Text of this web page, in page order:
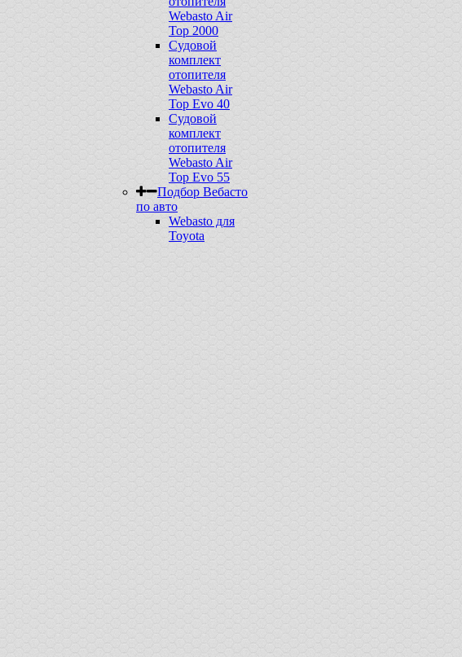
Webasto Air
Top 2000
Судовой
комплект
отопителя
Webasto Air
Top Evo 40
Судовой
комплект
отопителя
Webasto Air
Top Evo 55
Подбор Вебасто
по авто
Webasto для
Toyota